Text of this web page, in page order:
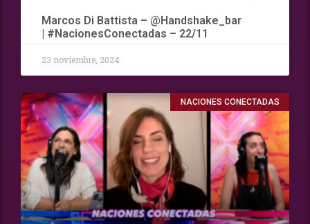
Marcos Di Battista – @Handshake_bar
| #NacionesConectadas – 22/11
23 noviembre, 2024
NACIONES CONECTADAS